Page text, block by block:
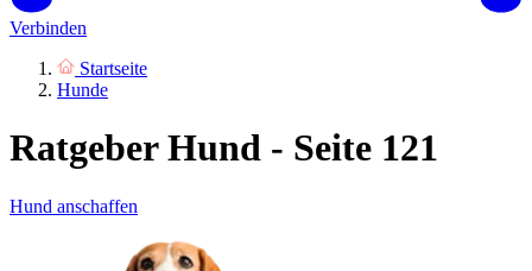
Verbinden
Startseite
Hunde
Ratgeber Hund - Seite 121
Hund anschaffen